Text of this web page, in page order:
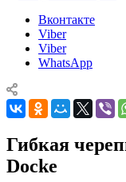
Вконтакте
Viber
Viber
WhatsApp
Гибкая
Docke